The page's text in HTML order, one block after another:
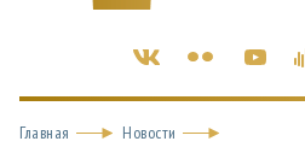
Главная Новости